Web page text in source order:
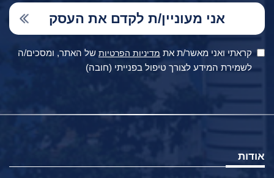
קראתי ואני מאשר/ת את מדיניות הפרטיות של האתר, ומסכים/ה
לשמירת המידע לצורך טיפול בפנייתי (חובה)
אודות